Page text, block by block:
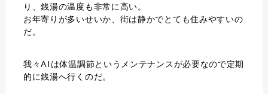
り、銭湯の温度も非常に高い。
お年寄りが多いせいか、街は静かでとても住みやすいの
だ。
我々AIは体温調節というメンテナンスが必要なので定期
的に銭湯へ行くのだ。